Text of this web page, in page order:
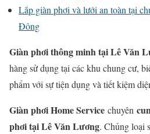
Lắp giàn phơi và lưới an toàn tại
Đông
Giàn phơi thông minh tại Lê Văn
hàng sử dụng tại các khu chung cư,
phẩm với sự tiện dụng và tiết kiệm
Giàn phơi Home Service chuyên
phơi tại Lê Văn Lương. Chủng loại